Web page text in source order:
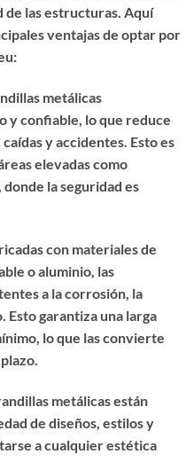
de las estructuras. Aquí
ventajas de optar por
metálicas
y confiable, lo que reduce
y accidentes. Esto es
elevadas como
la seguridad es
con materiales de
o aluminio, las
a la corrosión, la
Esto garantiza una larga
lo que las convierte
metálicas están
de diseños, estilos y
a cualquier estética